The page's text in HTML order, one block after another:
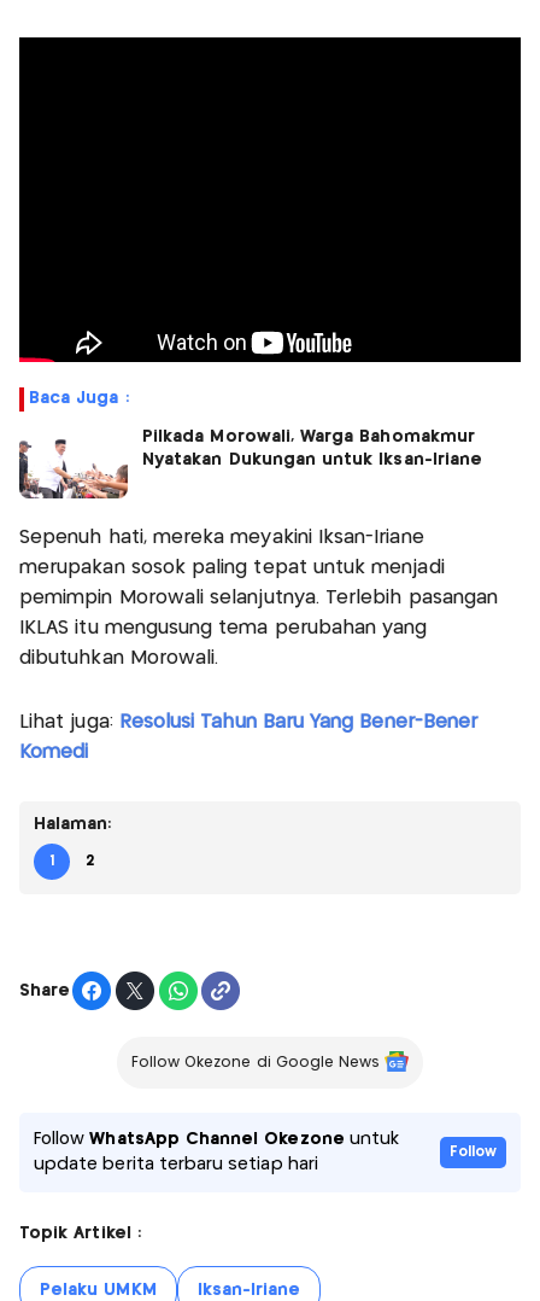
Baca Juga :
Pilkada Morowali, Warga Bahomakmur
Nyatakan Dukungan untuk Iksan-Iriane
Sepenuh hati, mereka meyakini Iksan-Iriane
merupakan sosok paling tepat untuk menjadi
pemimpin Morowali selanjutnya. Terlebih pasangan
IKLAS itu mengusung tema perubahan yang
dibutuhkan Morowali.
Lihat juga: Resolusi Tahun Baru Yang Bener-Bener
Komedi
Halaman:
1 2
Share
Follow Okezone di Google News
FollowWhatsApp Channel Okezone untuk
update berita terbaru setiap hari
Follow
Topik Artikel :
Pelaku UMKM Iksan-Iriane